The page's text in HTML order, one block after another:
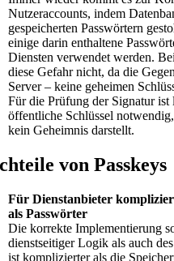
Nutzeraccounts, indem
gespeicherten Passwörtern
einige darin enthaltene
Diensten verwendet werden.
diese Gefahr nicht, da die
Server – keine geheimen
Für die Prüfung der Signatur ist
öffentliche Schlüssel
kein Geheimnis darstellt.
von Passkeys
Für Dienstanbieter
als Passwörter
Die korrekte Implementierung
dienstseitiger Logik als auch
ist komplizierter als die